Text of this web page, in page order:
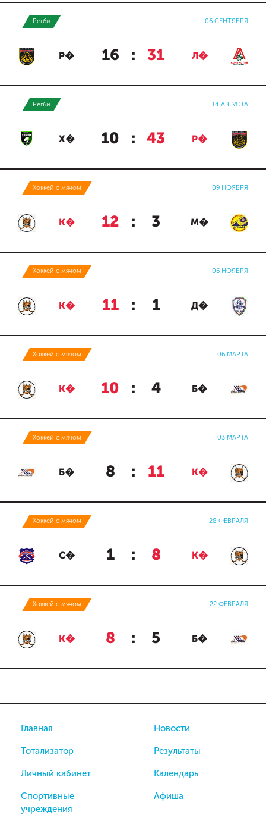
Регби 06 СЕНТЯБРЯ
Р� 16 : 31 Л�
Регби 14 АВГУСТА
Х� 10 : 43 Р�
Хоккей с мячом 09 НОЯБРЯ
К� 12 : 3 М�
Хоккей с мячом 06 НОЯБРЯ
К� 11 : 1 Д�
Хоккей с мячом 06 МАРТА
К� 10 : 4 Б�
Хоккей с мячом 03 МАРТА
Б� 8 : 11 К�
Хоккей с мячом 28 ФЕВРАЛЯ
С� 1 : 8 К�
Хоккей с мячом 22 ФЕВРАЛЯ
К� 8 : 5 Б�
Главная
Тотализатор
Личный кабинет
Спортивные
учреждения
Новости
Результаты
Календарь
Афиша